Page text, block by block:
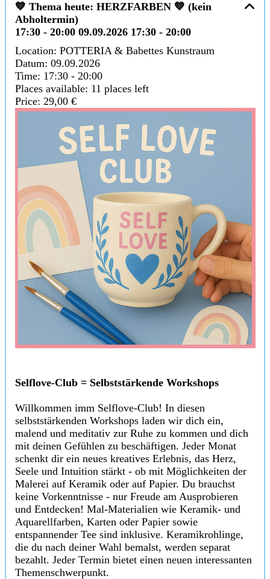
💙 Thema heute: HERZFARBEN 💙 (kein
Abholtermin)
17:30 - 20:00 09.09.2026 17:30- 20:00
Location: POTTERIA & Babettes Kunstraum
Datum: 09.09.2026
Time: 17:30 - 20:00
Places available: 11 places left
Price: 29,00 €
Selflove-Club = Selbststärkende Workshops
Willkommen imm Selflove-Club! In diesen
selbststärkenden Workshops laden wir dich ein,
malend und meditativ zur Ruhe zu kommen und dich
mit deinen Gefühlen zu beschäftigen. Jeder Monat
schenkt dir ein neues kreatives Erlebnis, das Herz,
Seele und Intuition stärkt - ob mit Möglichkeiten der
Malerei auf Keramik oder auf Papier. Du brauchst
keine Vorkenntnisse - nur Freude am Ausprobieren
und Entdecken! Mal-Materialien wie Keramik- und
Aquarellfarben, Karten oder Papier sowie
entspannender Tee sind inklusive. Keramikrohlinge,
die du nach deiner Wahl bemalst, werden separat
bezahlt. Jeder Termin bietet einen neuen interessanten
Themenschwerpunkt.